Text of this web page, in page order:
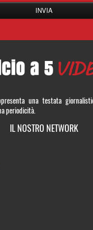
una testata
periodicità.
IL NOSTRO NETWORK